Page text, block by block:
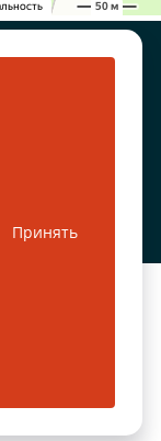
Петербурга
офертой.
Принять